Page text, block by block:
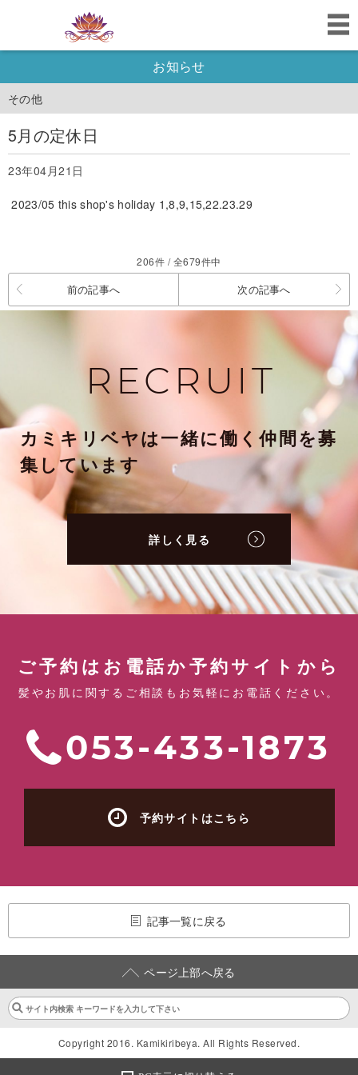
お知らせ
その他
5月の定休日
23年04月21日
2023/05 this shop's holiday 1,8,9,15,22.23.29
206件 / 全679件中
前の記事へ 次の記事へ
RECRUIT
カミキリベヤは一緒に働く仲間を募
集しています
詳しく見る
ご予約はお電話か予約サイトから
髪やお肌に関するご相談もお気軽にお電話ください。
053-433-1873
予約サイトはこちら
記事一覧に戻る
ページ上部へ戻る
Copyright 2016. Kamikiribeya. All Rights Reserved.